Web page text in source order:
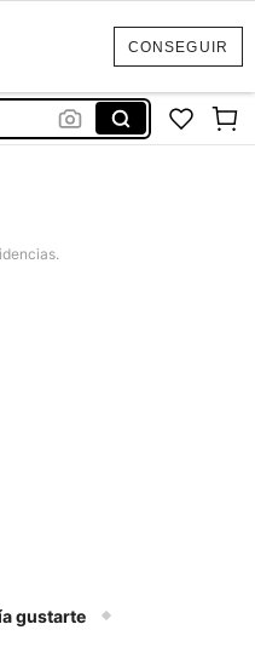
CONSEGUIR
gustarte